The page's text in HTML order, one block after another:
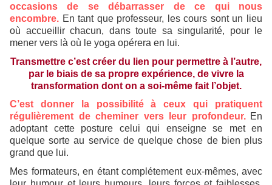
occasions de se débarrasser de ce qui nous
encombre. En tant que professeur, les cours sont un lieu
où accueillir chacun, dans toute sa singularité, pour le
mener vers là où le yoga opérera en lui.
Transmettre c’est créer du lien pour permettre à l’autre,
par le biais de sa propre expérience, de vivre la
transformation dont on a soi-même fait l’objet.
C’est donner la possibilité à ceux qui pratiquent
régulièrement de cheminer vers leur profondeur. En
adoptant cette posture celui qui enseigne se met en
quelque sorte au service de quelque chose de bien plus
grand que lui.
Mes formateurs, en étant complétement eux-mêmes, avec